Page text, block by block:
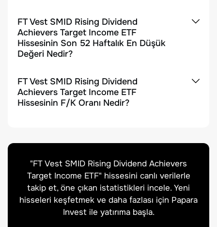
FT Vest SMID Rising Dividend
Achievers Target Income ETF
Hissesinin Son 52 Haftalık En Düşük
Değeri Nedir?
FT Vest SMID Rising Dividend
Achievers Target Income ETF
Hissesinin F/K Oranı Nedir?
"FT Vest SMID Rising Dividend Achievers
Target Income ETF" hissesini canlı verilerle
takip et, öne çıkan istatistikleri incele. Yeni
hisseleri keşfetmek ve daha fazlası için Papara
Invest ile yatırıma başla.